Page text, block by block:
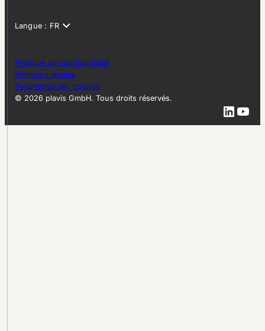
© 2026 plavis GmbH. Tous droits réservés.
Politique de confidentialité
Mentions légales
Paramètres des cookies